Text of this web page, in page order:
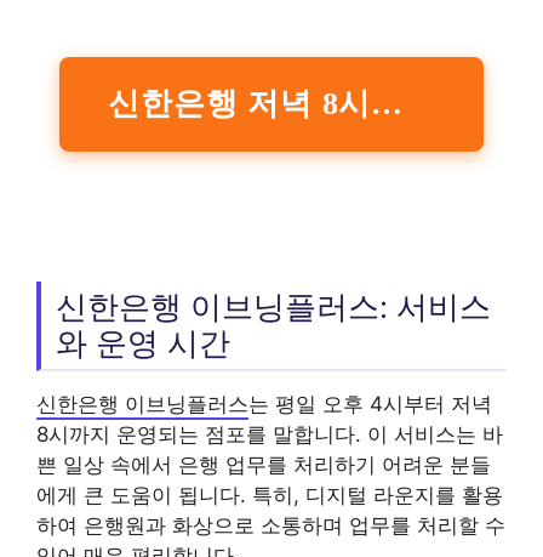
신한은행 저녁 8시까지 문 여는 ‘이브닝플러스’ 점포 확대
신한은행 이브닝플러스: 서비스
와 운영 시간
신한은행 이브닝플러스는 평일 오후 4시부터 저녁
8시까지 운영되는 점포를 말합니다. 이 서비스는 바
쁜 일상 속에서 은행 업무를 처리하기 어려운 분들
에게 큰 도움이 됩니다. 특히, 디지털 라운지를 활용
하여 은행원과 화상으로 소통하며 업무를 처리할 수